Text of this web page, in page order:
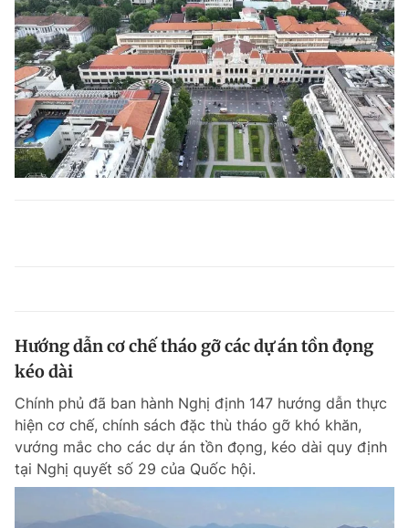
Hướng dẫn cơ chế tháo gỡ các dự án tồn đọng
kéo dài
Chính phủ đã ban hành Nghị định 147 hướng dẫn thực
hiện cơ chế, chính sách đặc thù tháo gỡ khó khăn,
vướng mắc cho các dự án tồn đọng, kéo dài quy định
tại Nghị quyết số 29 của Quốc hội.